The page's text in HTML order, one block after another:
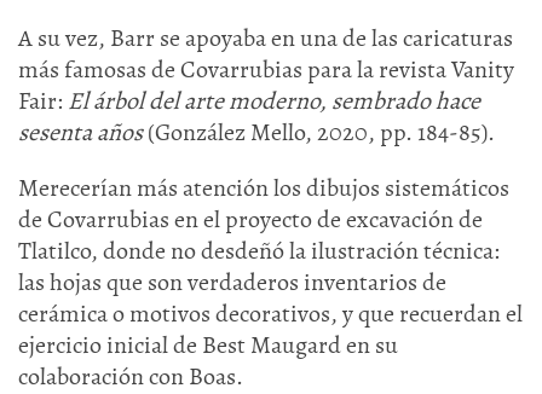
A su vez, Barr se apoyaba en una de las caricaturas
más famosas de Covarrubias para la revista Vanity
Fair: El árbol del arte moderno, sembrado hace
sesenta años(González Mello, 2020, pp. 184-85).
Merecerían más atención los dibujos sistemáticos
de Covarrubias en el proyecto de excavación de
Tlatilco, donde no desdeñó la ilustración técnica:
las hojas que son verdaderos inventarios de
cerámica o motivos decorativos, y que recuerdan el
ejercicio inicial de Best Maugard en su
colaboración con Boas.